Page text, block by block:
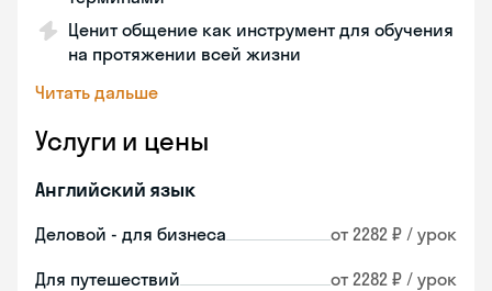
Ценит общение как инструмент для обучения
на протяжении всей жизни
Читать дальше
Услуги и цены
Английский язык
Деловой - для бизнеса от 2282 ₽ / урок
Для путешествий от 2282 ₽ / урок